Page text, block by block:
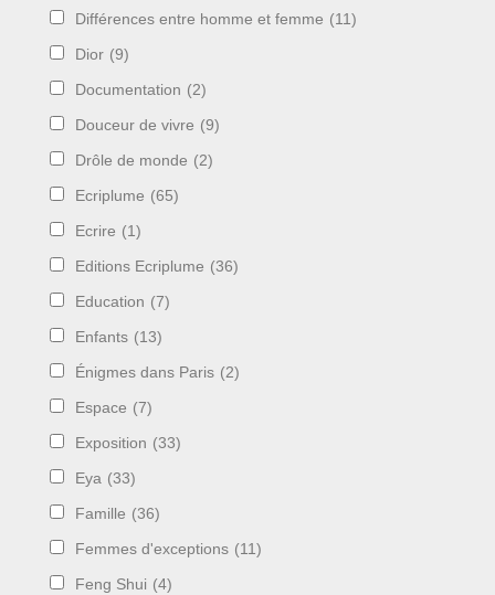
Différences entre homme et femme (11)
Dior (9)
Documentation (2)
Douceur de vivre (9)
Drôle de monde (2)
Ecriplume (65)
Ecrire (1)
Editions Ecriplume (36)
Education (7)
Enfants (13)
Énigmes dans Paris (2)
Espace (7)
Exposition (33)
Eya (33)
Famille (36)
Femmes d'exceptions (11)
Feng Shui (4)